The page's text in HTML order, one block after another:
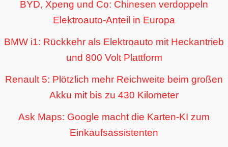
BYD, Xpeng und Co: Chinesen verdoppeln
Elektroauto-Anteil in Europa
BMW i1: Rückkehr als Elektroauto mit Heckantrieb
und 800 Volt Plattform
Renault 5: Plötzlich mehr Reichweite beim großen
Akku mit bis zu 430 Kilometer
Ask Maps: Google macht die Karten-KI zum
Einkaufsassistenten